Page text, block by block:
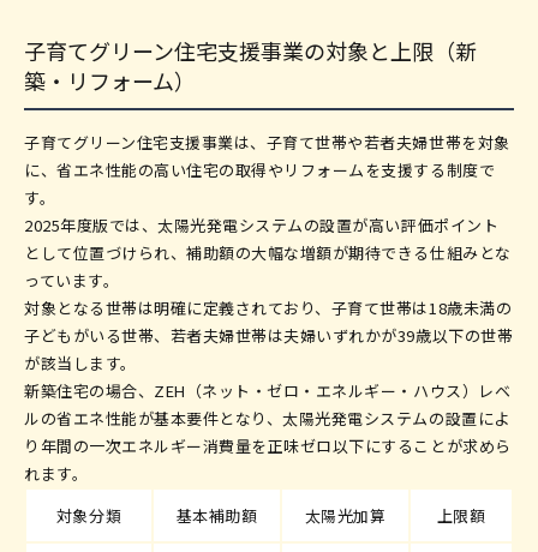
子育てグリーン住宅支援事業の対象と上限（新
築・リフォーム）
子育てグリーン住宅支援事業は、子育て世帯や若者夫婦世帯を対象
に、省エネ性能の高い住宅の取得やリフォームを支援する制度で
す。
2025年度版では、太陽光発電システムの設置が高い評価ポイント
として位置づけられ、補助額の大幅な増額が期待できる仕組みとな
っています。
対象となる世帯は明確に定義されており、子育て世帯は18歳未満の
子どもがいる世帯、若者夫婦世帯は夫婦いずれかが39歳以下の世帯
が該当します。
新築住宅の場合、ZEH（ネット・ゼロ・エネルギー・ハウス）レベ
ルの省エネ性能が基本要件となり、太陽光発電システムの設置によ
り年間の一次エネルギー消費量を正味ゼロ以下にすることが求めら
れます。
対象分類
基本補助額 太陽光加算 上限額